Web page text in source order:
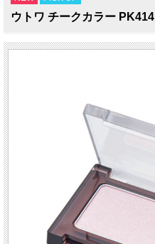
ウトワ チークカラー PK414